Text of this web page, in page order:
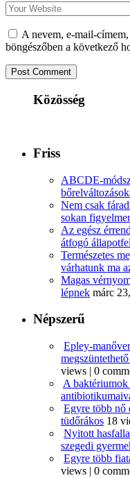
A nevem, e-mail-
böngészőben a következő
Közösség
Friss
Nem csak
sokan
Az egész
átfogó
Természetes
várhatunk ma
Magas
lépnek márc
Népszerű
Epley-
views | 0
A
Egyre több nő
tüdőrákos 18
Nyitott
szegedi
Egyre több
views | 0